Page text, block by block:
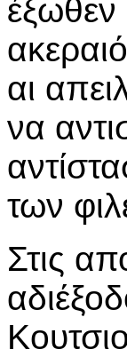
έξωθεν
αι
να
των
Στις